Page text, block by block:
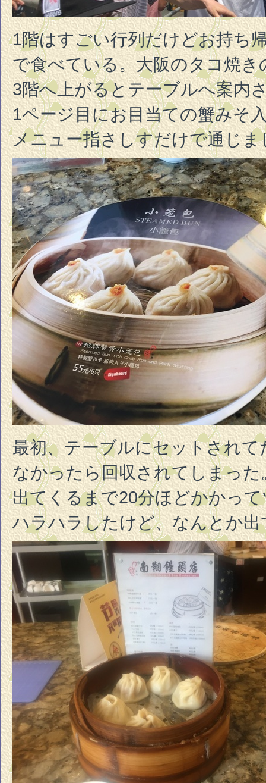
1階はすごい行列だけどお持ち
で食べている。大阪のタコ焼き
3階へ上がるとテーブルへ案内
1ページ目にお目当ての蟹みそ
メニュー指さしすだけで通じま
最初、テーブルにセットされ
なかったら回収されてしまった
出てくるまで20分ほどかかっ
ハラハラしたけど、なんとか